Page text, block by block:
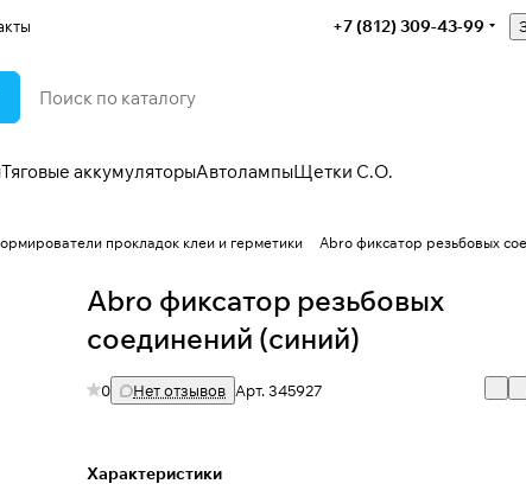
+7 (812) 309-43-99
Тяговые аккумуляторыАвтолампыЩетки С.О.
прокладок клеи и герметики Abro фиксатор резьбовых
Abro фиксатор резьбовых
соединений (синий)
0 Нет отзывов Арт.345927
Характеристики